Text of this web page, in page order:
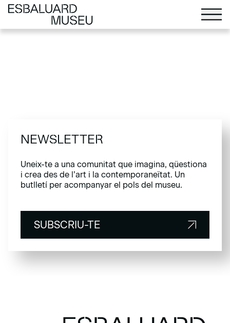
NEWSLETTER
Uneix-te a una comunitat que imagina, qüestiona
i crea des de l’art i la contemporaneïtat. Un
butlletí per acompanyar el pols del museu.
SUBSCRIU-TE
SUBSCRIU-TE